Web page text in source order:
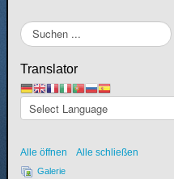
Suchen
...
Translator
Alle öffnen Alle schließen
Galerie